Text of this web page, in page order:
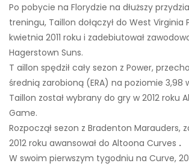
Po pobycie na Florydzie na dłuższy
treningu, Taillon dołączył do West Virginia
kwietnia 2011 roku i zadebiutował
Hagerstown Suns.
T aillon spędził cały sezon z Power,
średnią zarobioną (ERA) na poziomie 3,98
Taillon został wybrany do gry w 2012 roku
Game.
Rozpoczął sezon z Bradenton Marauders,
2012 roku awansował do Altoona Curves .
W swoim pierwszym tygodniu na Curve,